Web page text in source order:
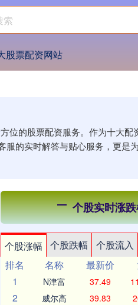
股票配资网站
位的股票配资服务。作为十大配
的实时解答与贴心服务，更是
个股实时涨
个股涨幅 个股跌幅 个股流入
排名
名称 最新价
1
N津富 37.49
2 威尔高 39.83